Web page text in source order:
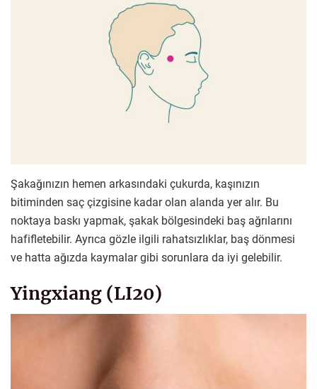
Şakağınızın hemen arkasındaki çukurda, kaşınızın
bitiminden saç çizgisine kadar olan alanda yer alır. Bu
noktaya baskı yapmak, şakak bölgesindeki baş ağrılarını
hafifletebilir. Ayrıca gözle ilgili rahatsızlıklar, baş dönmesi
ve hatta ağızda kaymalar gibi sorunlara da iyi gelebilir.
Yingxiang (LI20)